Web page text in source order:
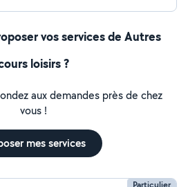
vos services de Autres
loisirs ?
aux demandes près de chez
vous !
mes services
Particulier